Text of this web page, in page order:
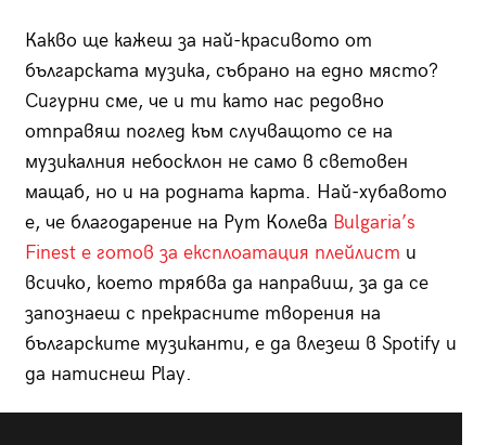
Какво ще кажеш за най-красивото от
българската музика, събрано на едно място?
Сигурни сме, че и ти като нас редовно
отправяш поглед към случващото се на
музикалния небосклон не само в световен
мащаб, но и на родната карта. Най-хубавото
е, че благодарение на Рут Колева Bulgaria’s
Finest е готов за експлоатация плейлист и
всичко, което трябва да направиш, за да се
запознаеш с прекрасните творения на
българските музиканти, е да влезеш в Spotify и
да натиснеш Play.